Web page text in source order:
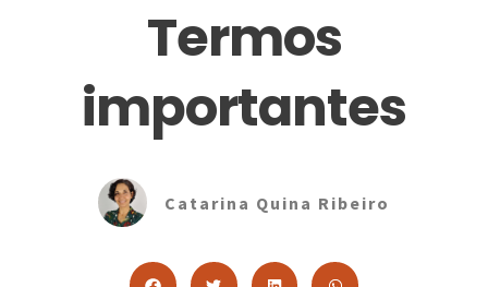
Termos
importantes
Catarina Quina Ribeiro